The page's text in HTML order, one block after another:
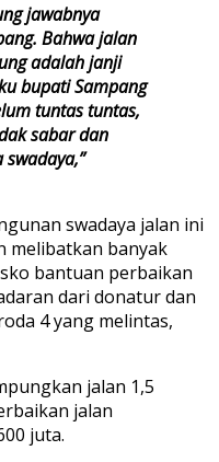
jawabnya
Bahwa jalan
adalah janji
bupati Sampang
tuntas tuntas,
sabar dan
swadaya jalan ini
melibatkan banyak
bantuan perbaikan
dari donatur dan
4 yang melintas,
jalan 1,5
jalan
juta.